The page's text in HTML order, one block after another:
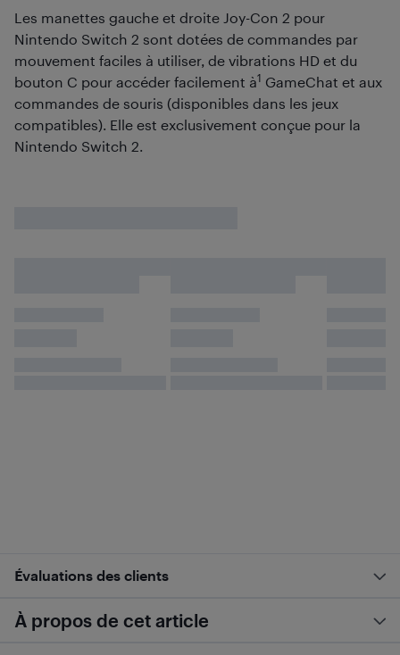
Les manettes gauche et droite Joy-Con 2 pour
Nintendo Switch 2 sont dotées de commandes par
mouvement faciles à utiliser, de vibrations HD et du
bouton C pour accéder facilement à1 GameChat et aux
commandes de souris (disponibles dans les jeux
compatibles). Elle est exclusivement conçue pour la
Nintendo Switch 2.
Évaluations des clients
À propos de cet article